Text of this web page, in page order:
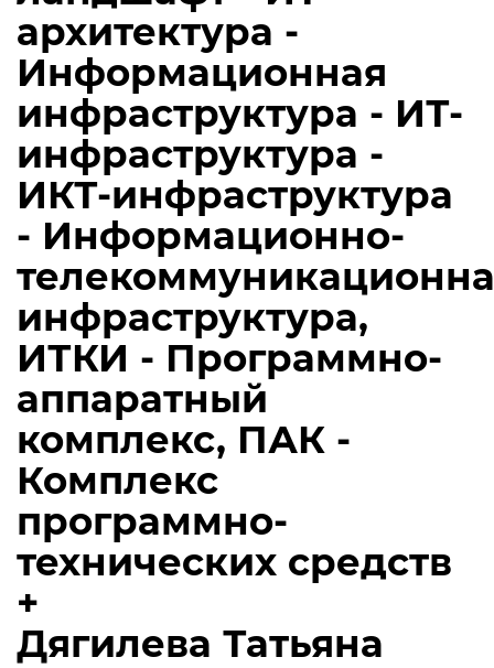
архитектура -
Информационная
инфраструктура - ИТ-
инфраструктура -
ИКТ-инфраструктура
- Информационно-
инфраструктура,
ИТКИ - Программно-
аппаратный
комплекс, ПАК -
Комплекс
программно-
технических средств
+
Дягилева Татьяна